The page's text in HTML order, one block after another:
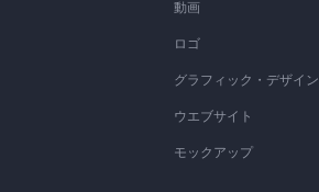
動画
ロゴ
グラフィック・デザイン
ウエブサイト
モックアップ